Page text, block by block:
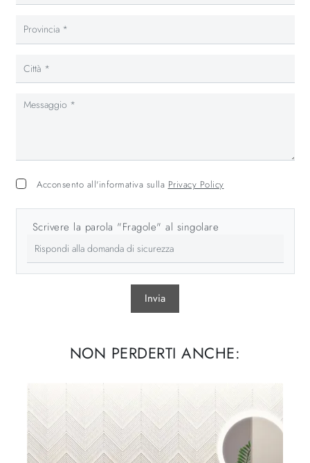
Acconsento all'informativa sulla Privacy Policy
Scrivere la parola "Fragole" al singolare
Invia
NON PERDERTI ANCHE: